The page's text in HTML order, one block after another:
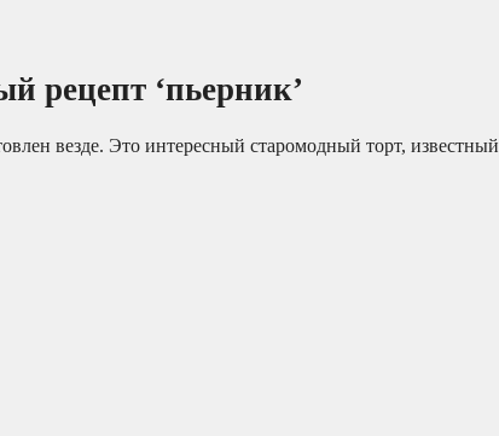
рецепт ‘пьерник’
везде. Это интересный старомодный торт, известный